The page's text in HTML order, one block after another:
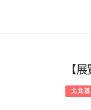
【
北北基